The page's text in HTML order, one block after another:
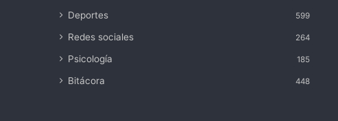
Deportes 599
Redes sociales 264
Psicología 185
Bitácora 448